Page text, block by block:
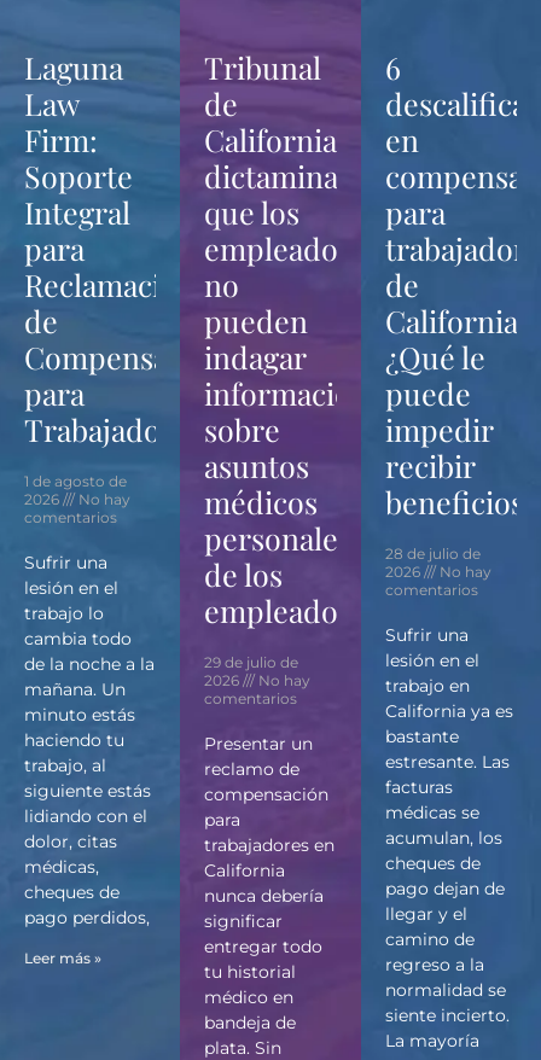
Laguna
Law
Firm:
Soporte
Integral
para
Reclamaciones
de
Compensación
para
Trabajadores
1 de agosto de
2026
No hay
comentarios
Sufrir una
lesión en el
trabajo lo
cambia todo
de la noche a la
mañana. Un
minuto estás
haciendo tu
trabajo, al
siguiente estás
lidiando con el
dolor, citas
médicas,
cheques de
pago perdidos,
Leer más »
Tribunal
de
California
dictamina
que los
empleadores
no
pueden
indagar
información
sobre
asuntos
médicos
personales
de los
empleados.
29 de julio de
2026
No hay
comentarios
Presentar un
reclamo de
compensación
para
trabajadores en
California
nunca debería
significar
entregar todo
tu historial
médico en
bandeja de
plata. Sin
6
en
para
de
California:
¿Qué le
puede
impedir
recibir
beneficios?
28 de julio de
2026
No hay
comentarios
Sufrir una
lesión en el
trabajo en
California ya es
bastante
estresante. Las
facturas
médicas se
acumulan, los
cheques de
pago dejan de
llegar y el
camino de
regreso a la
normalidad se
siente incierto.
La mayoría